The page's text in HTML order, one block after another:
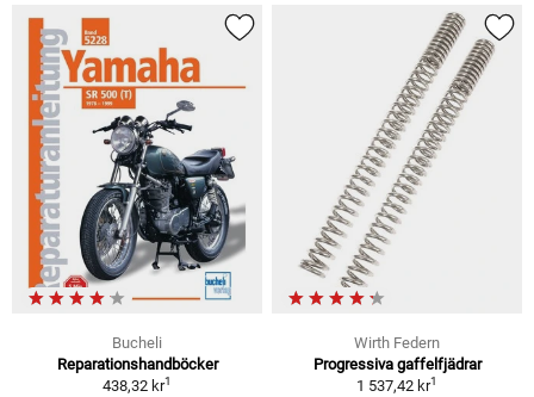
Bucheli
Reparationshandböcker
438,32 kr1
Wirth Federn
Progressiva gaffelfjädrar
1 537,42 kr1